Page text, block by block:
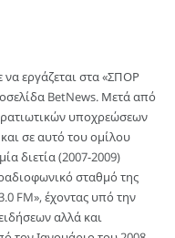
να εργάζεται στα «ΣΠΟΡ
BetNews. Μετά από
υποχρεώσεων
σε αυτό του ομίλου
διετία (2007-2009)
σταθμό της
FM», έχοντας υπό την
αλλά και